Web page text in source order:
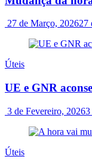
27 de Março, 202627
Úteis
UE e GNR
3 de Fevereiro, 20263
Úteis